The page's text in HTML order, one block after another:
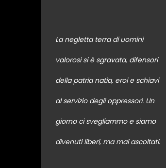
La negletta terra di uomini
valorosi si è sgravata, difensori
della patria natìa, eroi e schiavi
al servizio degli oppressori. Un
giorno ci svegliammo e siamo
divenuti liberi, ma mai ascoltati.